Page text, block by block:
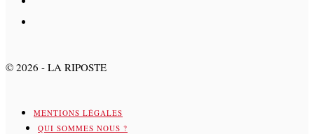
© 2026 - LA RIPOSTE
MENTIONS LÉGALES
QUI SOMMES NOUS ?